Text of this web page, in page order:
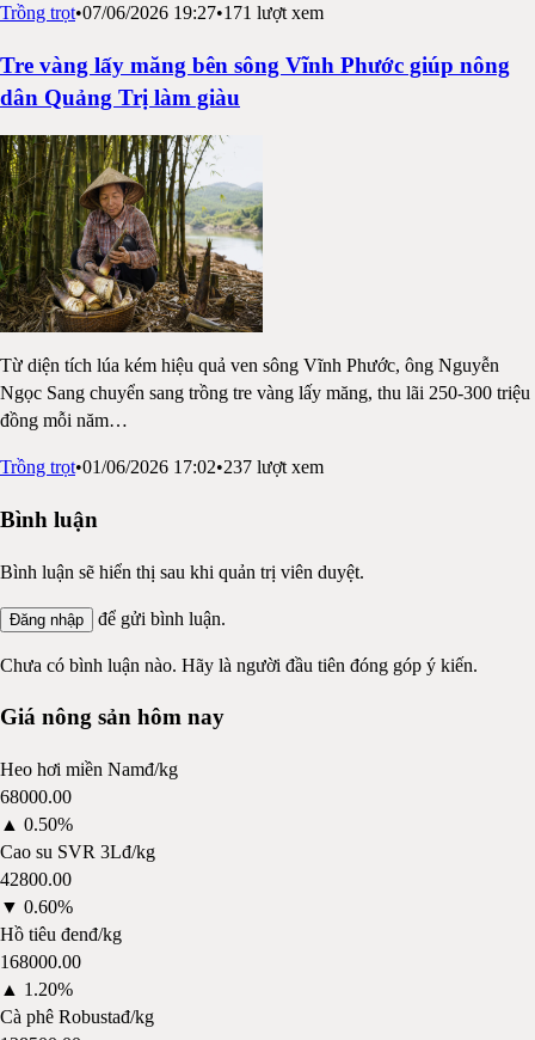
Trồng trọt•07/06/2026 19:27•171 lượt xem
Tre vàng lấy măng bên sông Vĩnh Phước giúp nông
dân Quảng Trị làm giàu
Từ diện tích lúa kém hiệu quả ven sông Vĩnh Phước, ông Nguyễn
Ngọc Sang chuyển sang trồng tre vàng lấy măng, thu lãi 250-300 triệu
đồng mỗi năm…
Trồng trọt•01/06/2026 17:02•237 lượt xem
Bình luận
Bình luận sẽ hiển thị sau khi quản trị viên duyệt.
Đăng nhập để gửi bình luận.
Chưa có bình luận nào. Hãy là người đầu tiên đóng góp ý kiến.
Giá nông sản hôm nay
Heo hơi miền Namđ/kg
68000.00
▲ 0.50%
Cao su SVR 3Lđ/kg
42800.00
▼ 0.60%
Hồ tiêu đenđ/kg
168000.00
▲ 1.20%
Cà phê Robustađ/kg